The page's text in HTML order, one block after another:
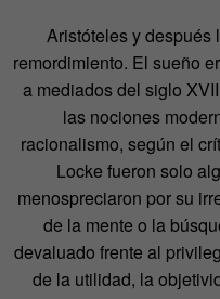
Aristóteles y después
remordimiento. El sueño
a mediados del siglo
las nociones
racionalismo, según el
Locke fueron solo
menospreciaron por su
de la mente o la
devaluado frente al
de la utilidad, la